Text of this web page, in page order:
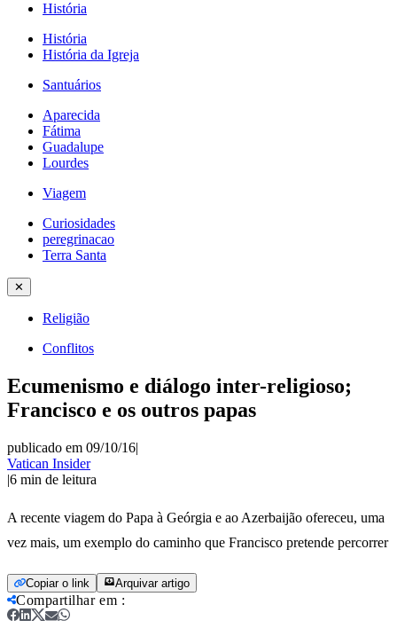
História
História
História da Igreja
Santuários
Aparecida
Fátima
Guadalupe
Lourdes
Viagem
Curiosidades
peregrinacao
Terra Santa
✕
Religião
Conflitos
Ecumenismo e diálogo inter-religioso;
Francisco e os outros papas
publicado em 09/10/16|
Vatican Insider
|6 min de leitura
A recente viagem do Papa à Geórgia e ao Azerbaijão ofereceu, uma
vez mais, um exemplo do caminho que Francisco pretende percorrer
Copiar o link Arquivar artigo
Compartilhar em :